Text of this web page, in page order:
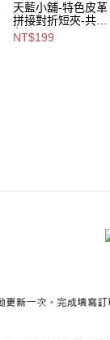
天藍小舖-特色皮革
拼接對折短夾-共6
色-$199【A08081
903】
NT$199